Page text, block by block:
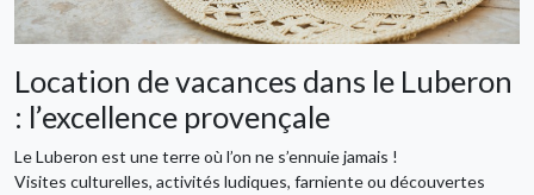
Location de vacances dans le Luberon
: l’excellence provençale
Le Luberon est une terre où l’on ne s’ennuie jamais !
Visites culturelles, activités ludiques, farniente ou découvertes